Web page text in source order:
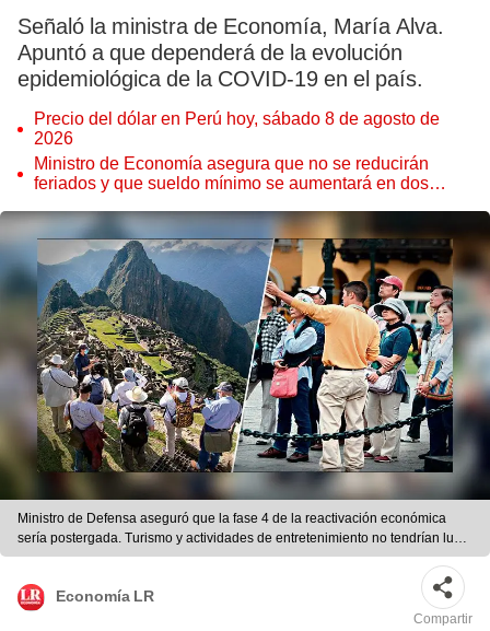
Señaló la ministra de Economía, María Alva.
Apuntó a que dependerá de la evolución
epidemiológica de la COVID-19 en el país.
Precio del dólar en Perú hoy, sábado 8 de agosto de
2026
Ministro de Economía asegura que no se reducirán
feriados y que sueldo mínimo se aumentará en dos
Ministro de Defensa aseguró que la fase 4 de la reactivación económica
sería postergada. Turismo y actividades de entretenimiento no tendrían luz
verde para reanudar funciones. (Foto: difusión)
Economía LR
Compartir